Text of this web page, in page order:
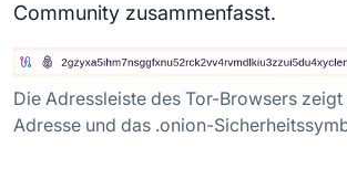
Community zusammenfasst.
Die Adressleiste des Tor-Browsers
Adresse und das .onion-